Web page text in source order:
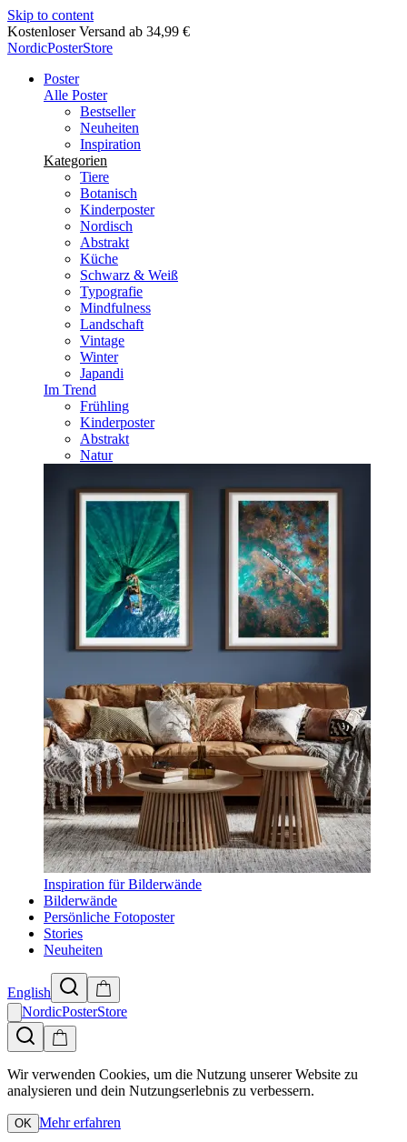
Skip to content
Lieferung in 2-5 Werktagen
NordicPosterStore
Poster
Alle Poster
Bestseller
Neuheiten
Inspiration
Kategorien
Tiere
Botanisch
Kinderposter
Nordisch
Abstrakt
Küche
Schwarz & Weiß
Typografie
Mindfulness
Landschaft
Vintage
Winter
Japandi
Im Trend
Frühling
Kinderposter
Abstrakt
Natur
Inspiration für Bilderwände
Bilderwände
Persönliche Fotoposter
Stories
Neuheiten
English
NordicPosterStore
Wir verwenden Cookies, um die Nutzung unserer Website zu
analysieren und dein Nutzungserlebnis zu verbessern.
OK Mehr erfahren